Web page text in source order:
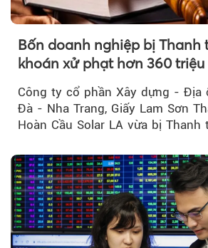
Bốn doanh nghiệp bị Thanh
khoán xử phạt hơn 360
Công ty cổ phần Xây dựng - Địa
Đà - Nha Trang, Giấy Lam Sơn
Hoàn Cầu Solar LA vừa bị Thanh
do vi phạm quy định về công bố
thị trường chứng khoán.